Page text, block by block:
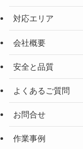
対応エリア
会社概要
安全と品質
よくあるご質問
お問合せ
作業事例